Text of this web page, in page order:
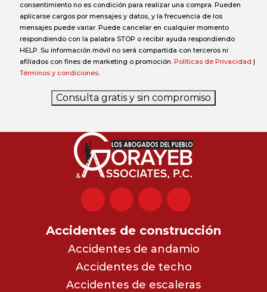
consentimiento no es condición para realizar una compra. Pueden
aplicarse cargos por mensajes y datos, y la frecuencia de los
mensajes puede variar. Puede cancelar en cualquier momento
respondiendo con la palabra STOP o recibir ayuda respondiendo
HELP. Su información móvil no será compartida con terceros ni
afiliados con fines de marketing o promoción. Políticas de Privacidad |
Términos y condiciones.
Consulta gratis y sin compromiso
Accidentes de construcción
Accidentes de andamio
Accidentes de techo
Accidentes de escaleras